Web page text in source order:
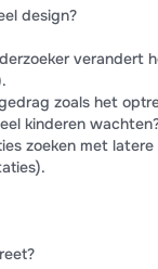
design?
verandert
zoals het
kinderen
zoeken met